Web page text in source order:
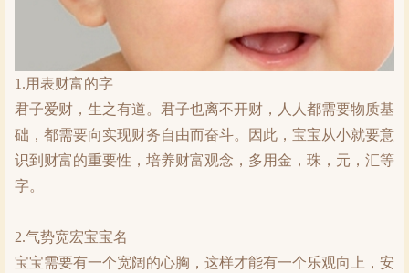
1.用表财富的字
君子爱财，生之有道。君子也离不开财，人人都需要物质基
础，都需要向实现财务自由而奋斗。因此，宝宝从小就要意
识到财富的重要性，培养财富观念，多用金，珠，元，汇等
字。
2.气势宽宏宝宝名
宝宝需要有一个宽阔的心胸，这样才能有一个乐观向上，安